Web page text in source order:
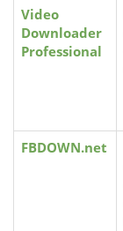
Video
Downloader
Professional
FBDOWN.net